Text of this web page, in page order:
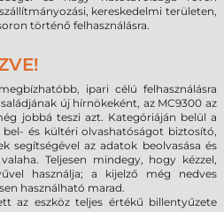
kereskedelmi területen,
történő felhasználásra.
ipari célú felhasználásra
új hírnökeként, az MC9300 az
jobbá teszi azt. Kategóriáján belül a
és kültéri olvashatóságot biztosító,
segítségével az adatok beolvasása és
Teljesen mindegy, hogy kézzel,
használja; a kijelző még nedves
használható marad.
az eszköz teljes értékű billentyűzete